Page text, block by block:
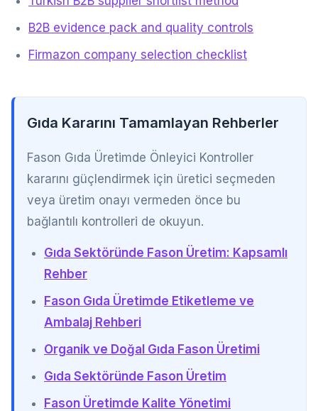
B2B evidence pack and quality controls
Firmazon company selection checklist
Gıda Kararını Tamamlayan Rehberler
Fason Gıda Üretimde Önleyici Kontroller
kararını güçlendirmek için üretici seçmeden
veya üretim onayı vermeden önce bu
bağlantılı kontrolleri de okuyun.
Gıda Sektöründe Fason Üretim: Kapsamlı
Rehber
Fason Gıda Üretimde Etiketleme ve
Ambalaj Rehberi
Organik ve Doğal Gıda Fason Üretimi
Gıda Sektöründe Fason Üretim
Fason Üretimde Kalite Yönetimi